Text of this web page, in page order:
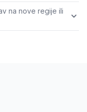
na nove regije ili